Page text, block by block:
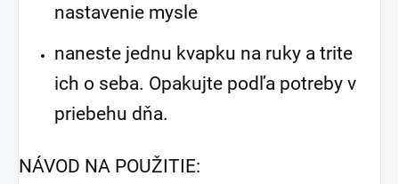
nastavenie mysle
naneste jednu kvapku na ruky a trite
ich o seba. Opakujte podľa potreby v
priebehu dňa.
NÁVOD NA POUŽITIE: